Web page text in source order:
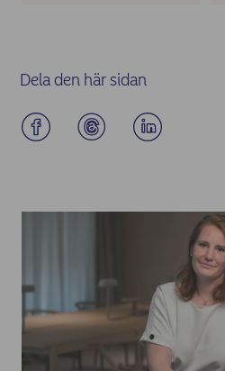
Dela den här sidan